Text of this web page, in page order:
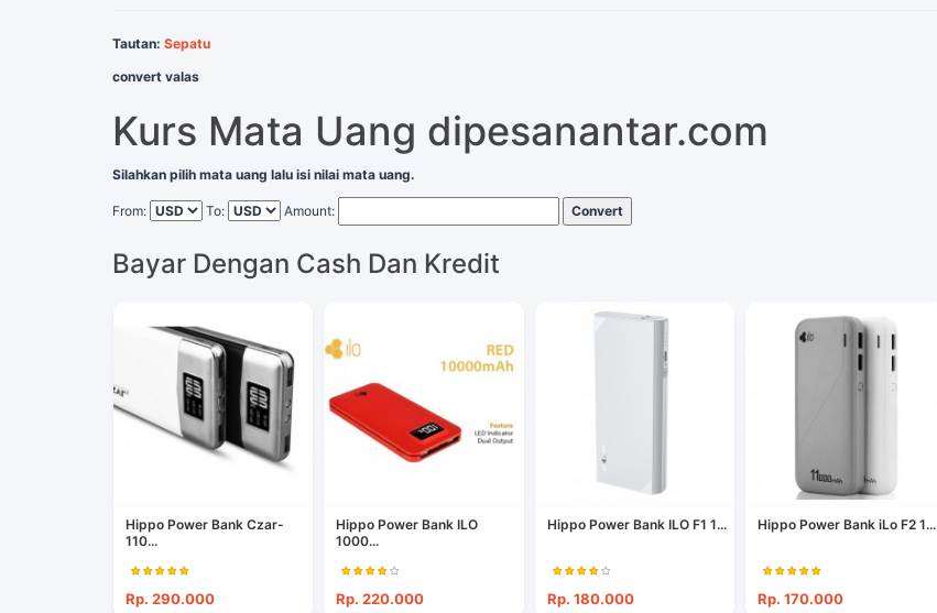
Tautan: Sepatu
convert valas
Kurs Mata Uang dipesanantar.com
Silahkan pilih mata uang lalu isi nilai mata uang.
From: To: Amount: Convert
Bayar Dengan Cash Dan Kredit
Hippo Power Bank Czar-
110...
Rp. 290.000
Hippo Power Bank ILO
1000...
Rp. 220.000
Hippo Power Bank ILO F1 1...
Rp. 180.000
Hippo Power Bank iLo F2 1...
Rp. 170.000